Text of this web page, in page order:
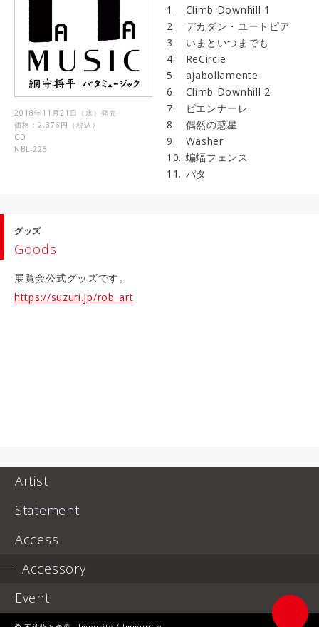
2018年11月21日（水）発売
価格：2,376円（税込）
CD
NBL-225
Climb Downhill 1
デカダン・ユートピア
いまといつまでも
ReCircle
ajabollamente
Climb Downhill 2
ビエンナーレ
偶然の惑星
Washer
蝙蝠フェンス
パタ
グッズ
Goods
展覧会公式グッズです。
https://suzuri.jp/rob_art
Artist
Statement
Access
Accessory
Event